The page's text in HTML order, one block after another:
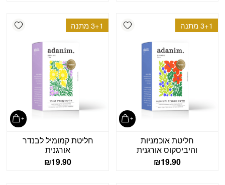
Add wishlist 3+1 מתנה
חליטת אוכמניות
והיביסקוס אורגנית
₪19.90
3+1 מתנה
חליטת קמומיל לבנדר
אורגנית
₪19.90